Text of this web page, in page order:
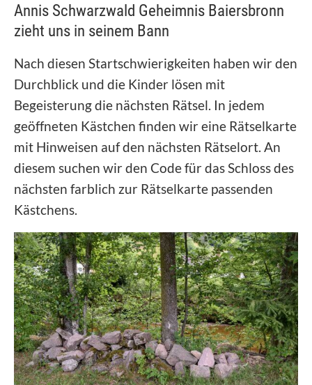
Annis Schwarzwald Geheimnis Baiersbronn
zieht uns in seinem Bann
Nach diesen Startschwierigkeiten haben wir den
Durchblick und die Kinder lösen mit
Begeisterung die nächsten Rätsel. In jedem
geöffneten Kästchen finden wir eine Rätselkarte
mit Hinweisen auf den nächsten Rätselort. An
diesem suchen wir den Code für das Schloss des
nächsten farblich zur Rätselkarte passenden
Kästchens.